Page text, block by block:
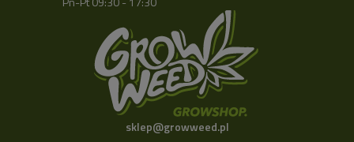
sklep@growweed.pl